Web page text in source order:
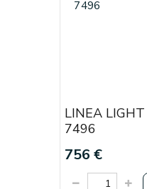
LINEA
7496
756 €